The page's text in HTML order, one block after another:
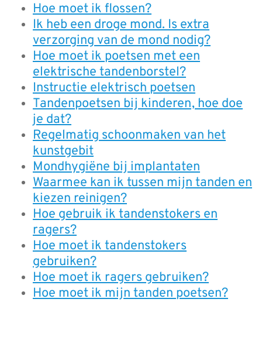
Hoe moet ik flossen?
Ik heb een droge mond. Is extra
verzorging van de mond nodig?
Hoe moet ik poetsen met een
elektrische tandenborstel?
Instructie elektrisch poetsen
Tandenpoetsen bij kinderen, hoe doe
je dat?
Regelmatig schoonmaken van het
kunstgebit
Mondhygiëne bij implantaten
Waarmee kan ik tussen mijn tanden en
kiezen reinigen?
Hoe gebruik ik tandenstokers en
ragers?
Hoe moet ik tandenstokers
gebruiken?
Hoe moet ik ragers gebruiken?
Hoe moet ik mijn tanden poetsen?